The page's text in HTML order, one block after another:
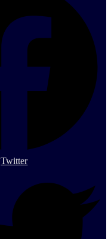
Twitter